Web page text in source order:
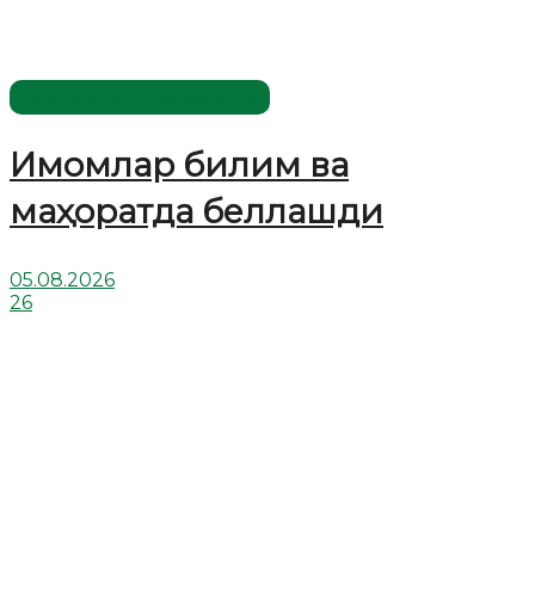
Имомлар билим ва
маҳоратда беллашди
05.08.2026
26